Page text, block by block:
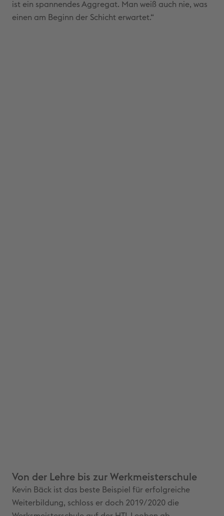
ist ein spannendes Aggregat. Man weiß auch nie, was
einen am Beginn der Schicht erwartet.“
Von der Lehre bis zur Werkmeisterschule
Kevin Bäck ist das beste Beispiel für erfolgreiche
Weiterbildung, schloss er doch 2019/2020 die